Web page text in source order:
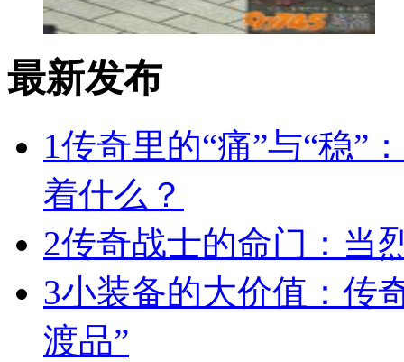
最新发布
1传奇里的“痛”与“稳”
着什么？
2传奇战士的命门：当
3小装备的大价值：传
渡品”